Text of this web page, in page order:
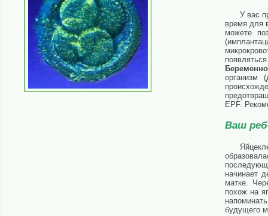
У вас
время для
можете
организм
EPF.
Ваш
начинает
матке.
похож на
будущего